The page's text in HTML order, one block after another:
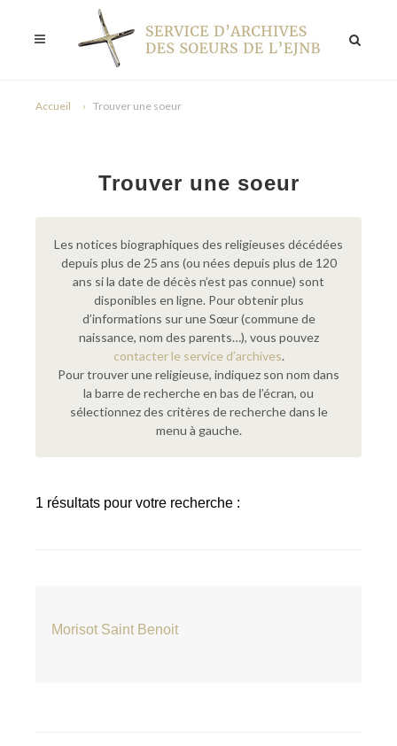
Accueil Trouver une soeur
Trouver une soeur
Les notices biographiques des religieuses décédées
depuis plus de 25 ans (ou nées depuis plus de 120
ans si la date de décès n’est pas connue) sont
disponibles en ligne. Pour obtenir plus
d’informations sur une Sœur (commune de
naissance, nom des parents…), vous pouvez
contacter le service d’archives.
Pour trouver une religieuse, indiquez son nom dans
la barre de recherche en bas de l’écran, ou
sélectionnez des critères de recherche dans le
menu à gauche.
1 résultats pour votre recherche :
Morisot Saint Benoit